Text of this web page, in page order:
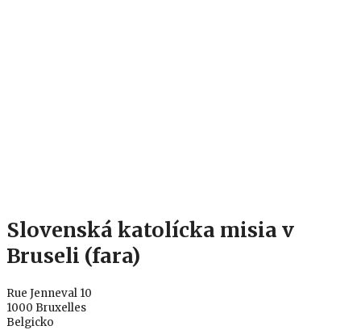
Slovenská katolícka misia v
Bruseli (fara)
Rue Jenneval 10
1000 Bruxelles
Belgicko